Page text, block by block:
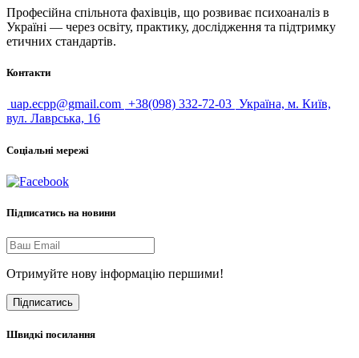
Професійна спільнота фахівців, що розвиває психоаналіз в
Україні — через освіту, практику, дослідження та підтримку
етичних стандартів.
Контакти
uap.ecpp@gmail.com +38(098) 332-72-03 Україна, м. Київ,
вул. Лаврська, 16
Соціальні мережі
Підписатись на новини
Отримуйте нову інформацію першими!
Підписатись
Швидкі посилання